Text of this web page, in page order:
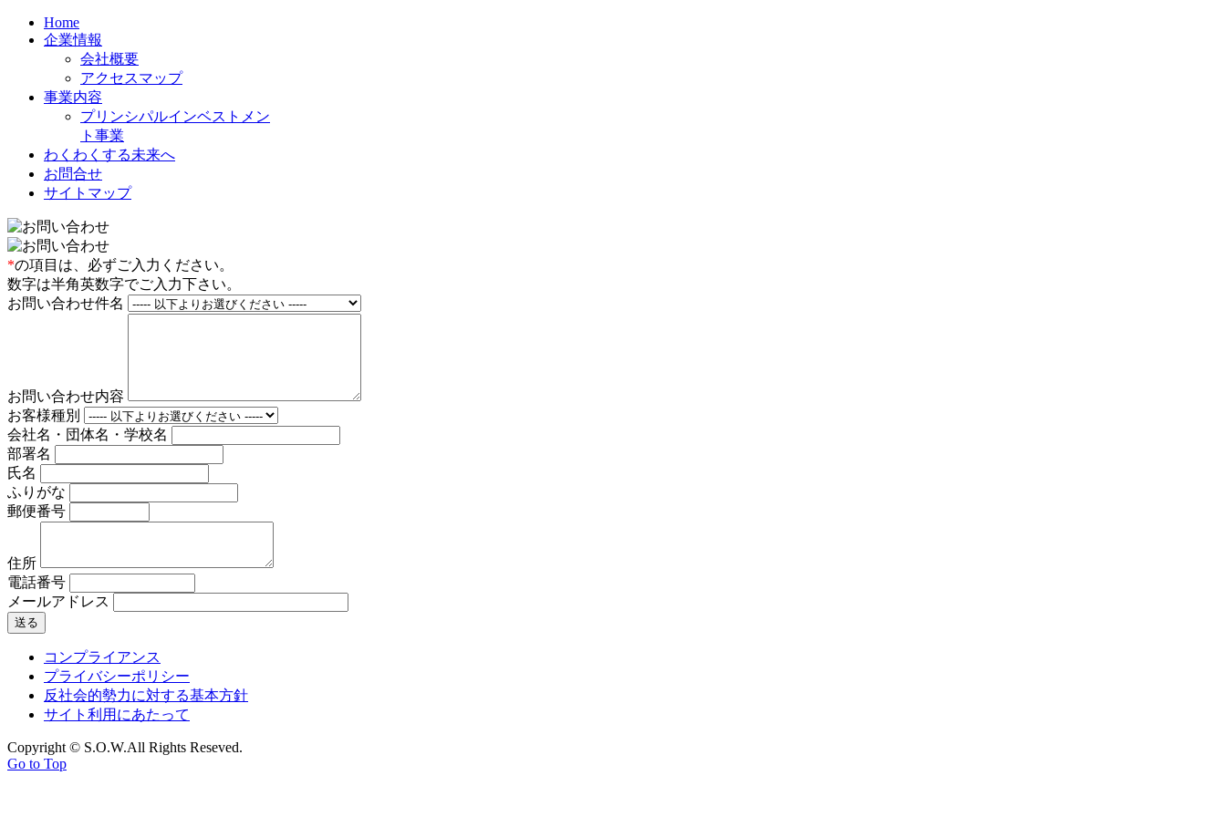
Home
企業情報
会社概要
アクセスマップ
事業内容
プリンシパルインベストメン
ト事業
わくわくする未来へ
お問合せ
サイトマップ
*の項目は、必ずご入力ください。
数字は半角英数字でご入力下さい。
お問い合わせ件名
お問い合わせ内容
お客様種別
会社名・団体名・学校名
部署名
氏名
ふりがな
郵便番号
住所
電話番号
メールアドレス
コンプライアンス
プライバシーポリシー
反社会的勢力に対する基本方針
サイト利用にあたって
Copyright © S.O.W.All Rights Reseved.
Go to Top